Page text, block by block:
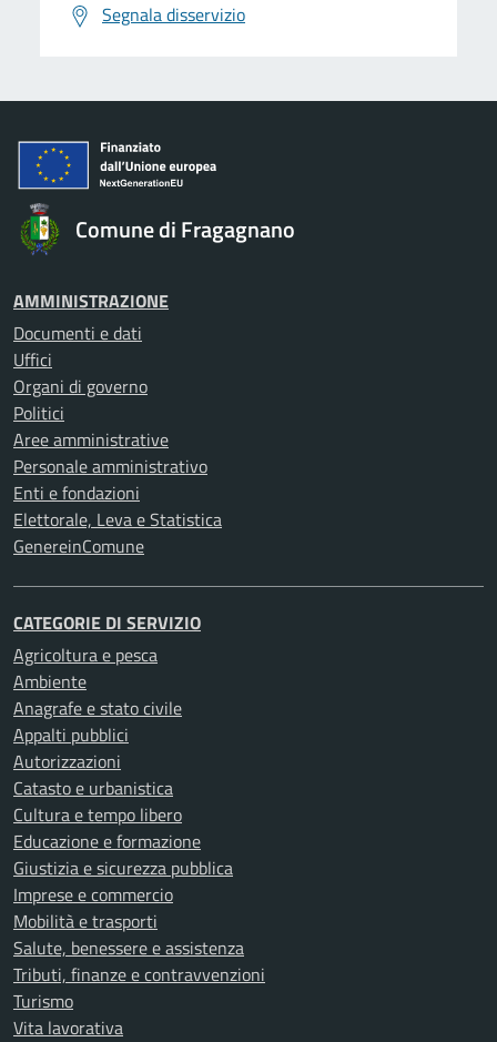
Segnala disservizio
Comune di Fragagnano
AMMINISTRAZIONE
Documenti e dati
Uffici
Organi di governo
Politici
Aree amministrative
Personale amministrativo
Enti e fondazioni
Elettorale, Leva e Statistica
GenereinComune
CATEGORIE DI SERVIZIO
Agricoltura e pesca
Ambiente
Anagrafe e stato civile
Appalti pubblici
Autorizzazioni
Catasto e urbanistica
Cultura e tempo libero
Educazione e formazione
Giustizia e sicurezza pubblica
Imprese e commercio
Mobilità e trasporti
Salute, benessere e assistenza
Tributi, finanze e contravvenzioni
Turismo
Vita lavorativa